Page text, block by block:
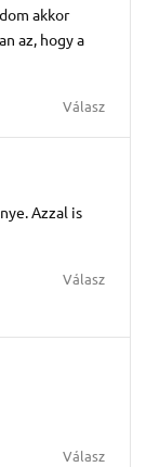
akkor
az, hogy a
Válasz
Azzal is
Válasz
Válasz